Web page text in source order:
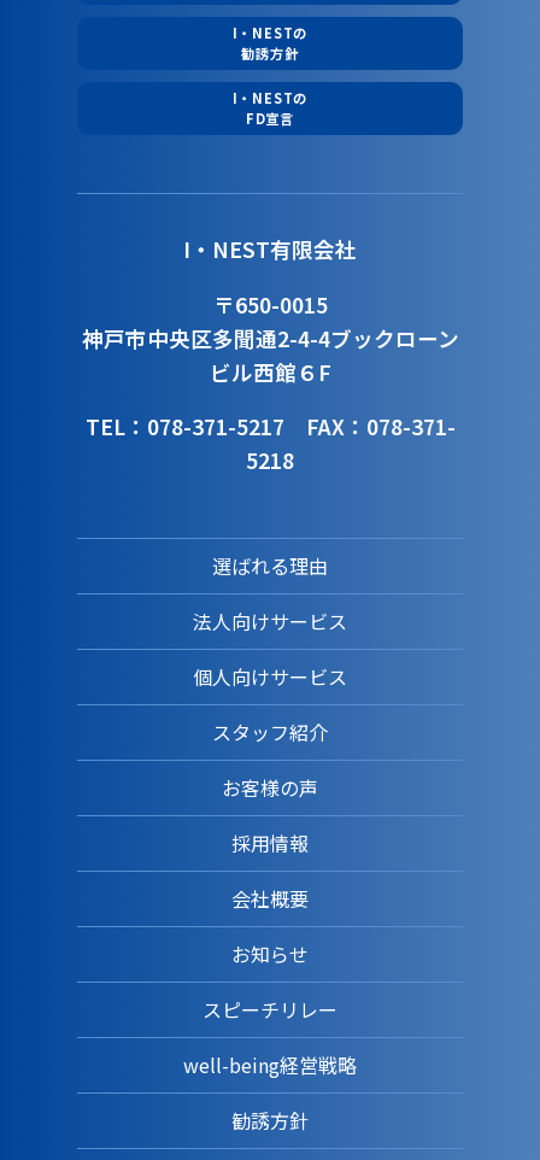
I・NESTの
勧誘方針
I・NESTの
FD宣言
I・NEST有限会社
〒650-0015
神戸市中央区多聞通2-4-4ブックローン
ビル西館６F
TEL：078-371-5217 FAX：078-371-
5218
選ばれる理由
法人向けサービス
個人向けサービス
スタッフ紹介
お客様の声
採用情報
会社概要
お知らせ
スピーチリレー
well-being経営戦略
勧誘方針